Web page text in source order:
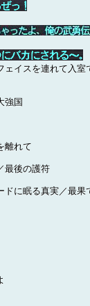
ェイスを連れて入室
強国
離れて
最後の護符
ドに眠る真実／最果